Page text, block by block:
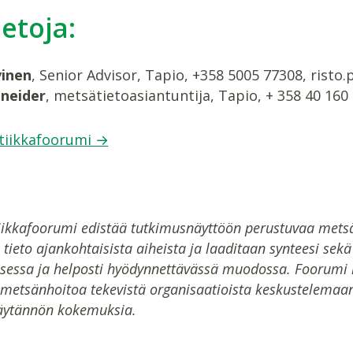
, Senior Advisor, Tapio, +358 5005 77308,
, metsätietoasiantuntija, Tapio, + 358 40
→
edistää tutkimusnäyttöön perustuvaa
ajankohtaisista aiheista ja laaditaan synteesi
ja helposti hyödynnettävässä muodossa.
tekevistä organisaatioista
kokemuksia.